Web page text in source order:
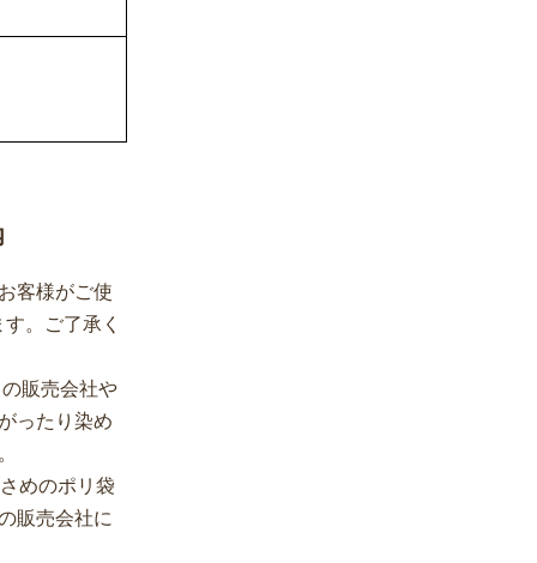
客様がご使
。ご了承く
販売会社や
ったり染め
めのポリ袋
販売会社に